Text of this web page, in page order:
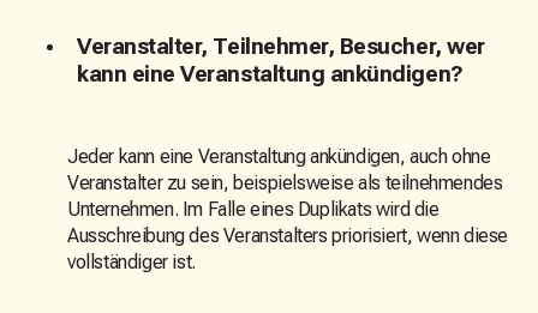
Veranstalter, Teilnehmer, Besucher, wer
kann eine Veranstaltung ankündigen?
Jeder kann eine Veranstaltung ankündigen, auch ohne
Veranstalter zu sein, beispielsweise als teilnehmendes
Unternehmen. Im Falle eines Duplikats wird die
Ausschreibung des Veranstalters priorisiert, wenn diese
vollständiger ist.